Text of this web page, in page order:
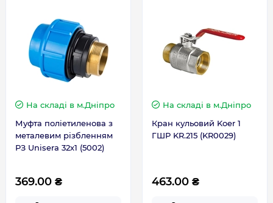
Гарантія виробника, міс
Контакти сервісного
центру
+38 (096) 072-10-
00
На складі в м.Дніпро
Муфта поліетиленова з
металевим різбленням
РЗ Unisera 32х1 (5002)
369.00 ₴
На складі в м.Дніпро
Кран кульовий Koer 1
ГШР KR.215 (KR0029)
463.00 ₴